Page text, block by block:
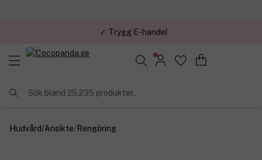
✓ Trygg E-handel
Sök bland 25.235 produkter..
Hudvård/Ansikte/Rengöring